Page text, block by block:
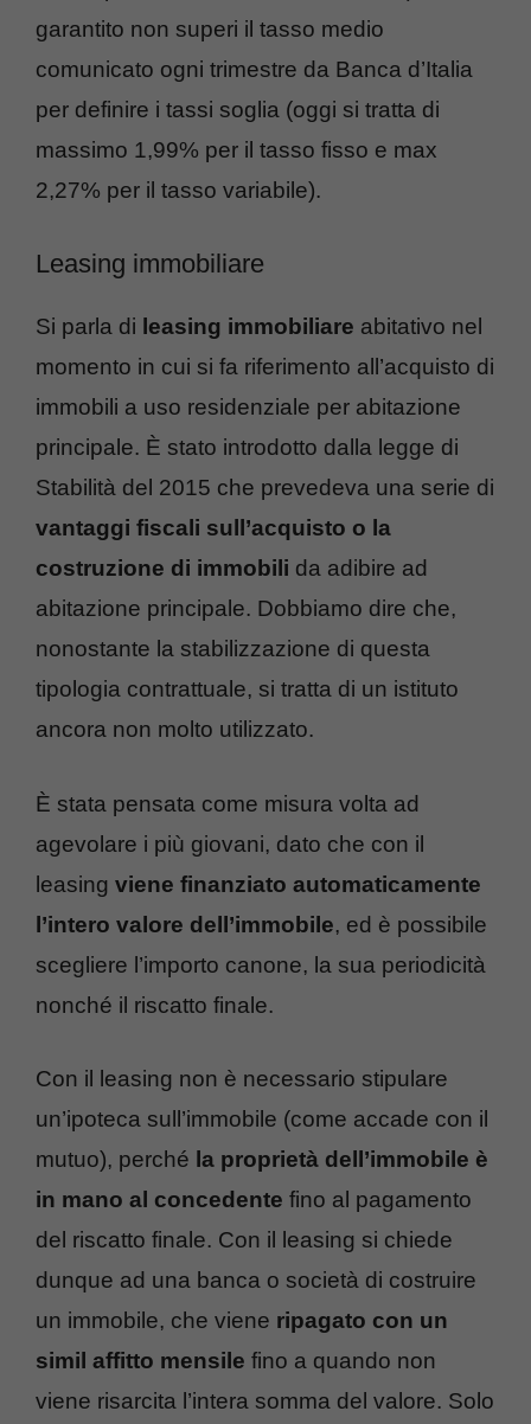
garantito non superi il tasso medio
comunicato ogni trimestre da Banca d’Italia
per definire i tassi soglia (oggi si tratta di
massimo 1,99% per il tasso fisso e max
2,27% per il tasso variabile).
Leasing immobiliare
Si parla di leasing immobiliare abitativo nel
momento in cui si fa riferimento all’acquisto di
immobili a uso residenziale per abitazione
principale. È stato introdotto dalla legge di
Stabilità del 2015 che prevedeva una serie di
vantaggi fiscali sull’acquisto o la
costruzione di immobili da adibire ad
abitazione principale. Dobbiamo dire che,
nonostante la stabilizzazione di questa
tipologia contrattuale, si tratta di un istituto
ancora non molto utilizzato.
È stata pensata come misura volta ad
agevolare i più giovani, dato che con il
leasing viene finanziato automaticamente
l’intero valore dell’immobile, ed è possibile
scegliere l’importo canone, la sua periodicità
nonché il riscatto finale.
Con il leasing non è necessario stipulare
un’ipoteca sull’immobile (come accade con il
mutuo), perché la proprietà dell’immobile è
in mano al concedente fino al pagamento
del riscatto finale. Con il leasing si chiede
dunque ad una banca o società di costruire
un immobile, che viene ripagato con un
simil affitto mensile fino a quando non
viene risarcita l’intera somma del valore. Solo